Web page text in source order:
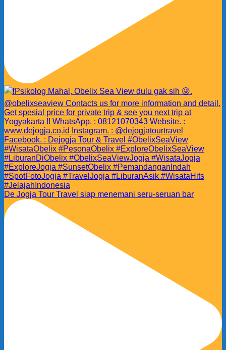
De Jogja Tour Travel siap menemani seru-seruan bar